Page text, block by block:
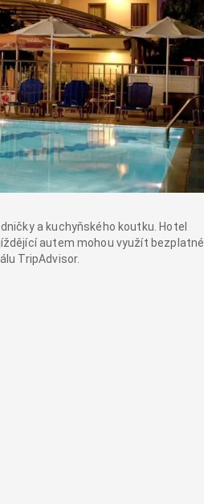
a kuchyňského koutku. Hotel
autem mohou využít bezplatné
TripAdvisor.